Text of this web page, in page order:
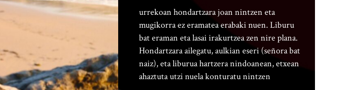
urrekoan hondartzara joan nintzen eta
mugikorra ez eramatea erabaki nuen. Liburu
bat eraman eta lasai irakurtzea zen nire plana.
Hondartzara ailegatu, aulkian eseri (señora bat
naiz), eta liburua hartzera nindoanean, etxean
ahaztuta utzi nuela konturatu nintzen